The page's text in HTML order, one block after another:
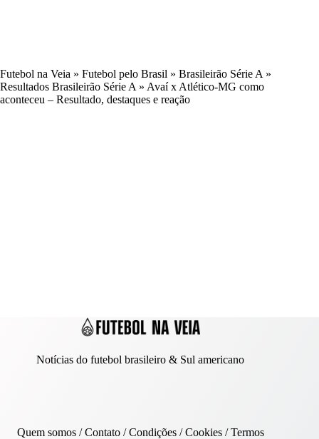
Futebol na Veia » Futebol pelo Brasil » Brasileirão Série A »
Resultados Brasileirão Série A » Avaí x Atlético-MG como
aconteceu – Resultado, destaques e reação
Notícias do futebol brasileiro & Sul americano
Quem somos/Contato/ Condições /Cookies/Termos